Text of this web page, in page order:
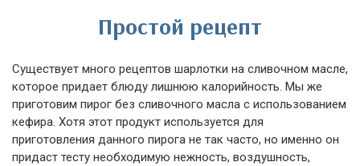
Простой рецепт
Существует много рецептов шарлотки на сливочном масле,
которое придает блюду лишнюю калорийность. Мы же
приготовим пирог без сливочного масла с использованием
кефира. Хотя этот продукт используется для
приготовления данного пирога не так часто, но именно он
придаст тесту необходимую нежность, воздушность,